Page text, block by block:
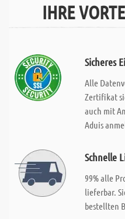
IHRE
Sicheres
Alle
Zertifikat
auch mit
Aduis
Schnelle
99% alle
lieferbar.
bestellten